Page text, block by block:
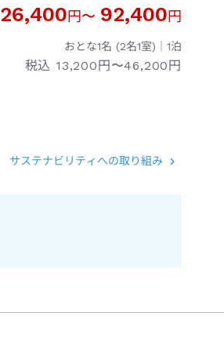
26,400円〜 92,400円
おとな1名 (2名1室)｜ 1泊
税込 13,200円〜46,200円
サステナビリティへの取り組み